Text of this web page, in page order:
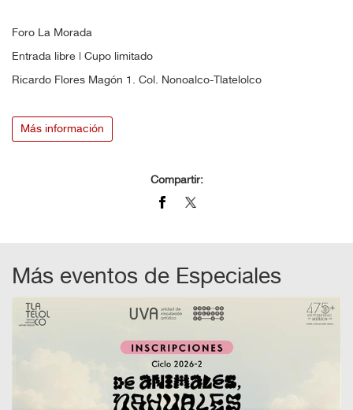
Foro La Morada
Entrada libre | Cupo limitado
Ricardo Flores Magón 1. Col. Nonoalco-Tlatelolco
Más información
Compartir:
Más eventos de Especiales